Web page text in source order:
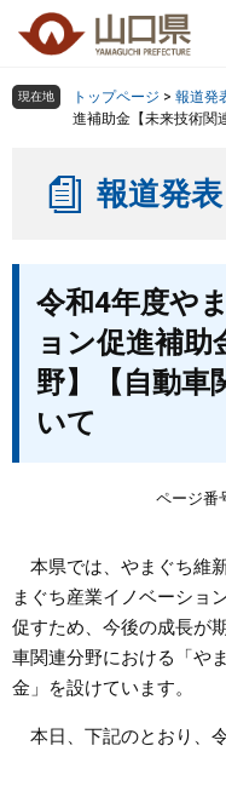
の
ー
組織で探す
くらし・環境
健康・福祉
まちづくり
県政情報
検索の仕方 組織で探
現在地 トップページ > 報道発
進補助金【未来技術関
報道発表
令和4年度や
ョン促進補助
野】【自動車
いて
ページ番
本県では、やまぐち維
まぐち産業イノベーショ
促すため、今後の成長が
車関連分野における「や
金」を設けています。
本日、下記のとおり、